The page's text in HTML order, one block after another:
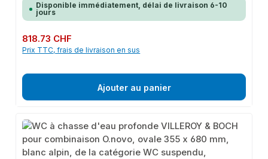
Disponible immédiatement, délai de livraison 6-10
jours
Prix régulier :
818.73 CHF
Prix TTC, frais de livraison en sus
Ajouter au panier